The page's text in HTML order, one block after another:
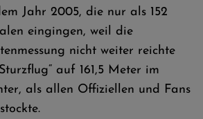
Jahr 2005, die nur als 152
eingingen, weil die
nicht weiter reichte
auf 161,5 Meter im
als allen Offiziellen und Fans